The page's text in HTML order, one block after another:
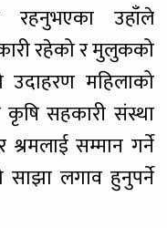
रहनुभएका उहाँले
रहेको र मुलुकको
उदाहरण महिलाको
कृषि सहकारी संस्था
सम्मान गर्ने
साझा लगाव हुनुपर्ने